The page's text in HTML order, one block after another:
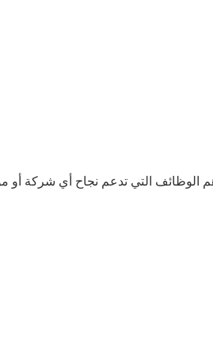
الوظائف التي تدعم نجاح أي شركة